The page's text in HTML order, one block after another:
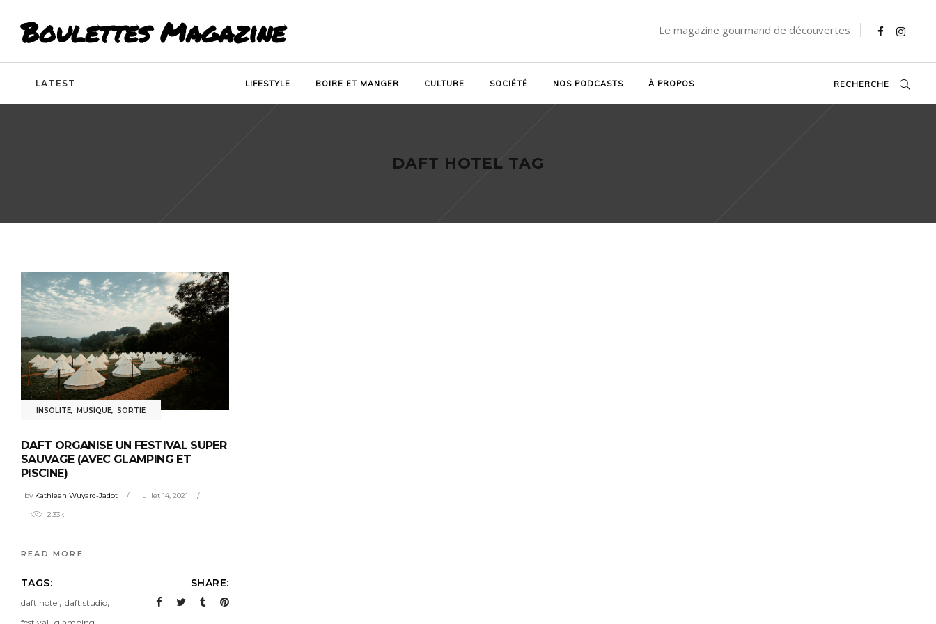
Boulettes Magazine Le magazine gourmand de découvertes
LATEST LIFESTYLE BOIRE ET MANGER CULTURE SOCIÉTÉ NOS PODCASTS À PROPOS RECHERCHE
DAFT HOTEL TAG
INSOLITE, MUSIQUE, SORTIE
DAFT ORGANISE UN FESTIVAL SUPER
SAUVAGE (AVEC GLAMPING ET
PISCINE)
by Kathleen Wuyard-Jadot juillet 14, 2021
2.33k
READ MORE
TAGS:
daft hotel, daft studio,
SHARE: